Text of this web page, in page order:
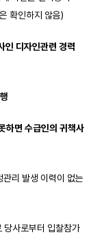
확인하지 않음)
인 디자인관련 경력
하면 수급인의 귀책사
리 발생 이력이 없는
당사로부터 입찰참가